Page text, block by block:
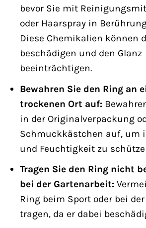
bevor Sie mit
oder Haarspray in
Diese Chemikalien können
beschädigen und den Glanz
beeinträchtigen.
Bewahren Sie den Ring an
trockenen Ort auf:
in der Originalverpackung
Schmuckkästchen auf, um
und Feuchtigkeit zu
Tragen Sie den Ring nicht
bei der Gartenarbeit:
Ring beim Sport oder bei
tragen, da er dabei